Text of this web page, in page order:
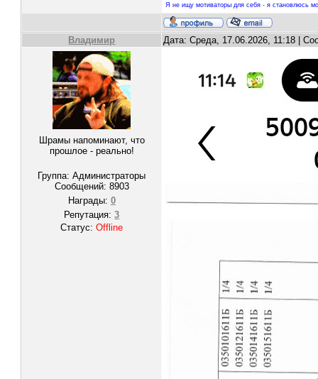
Я не ищу мотиваторы для себя - я становлюсь
Владимир Дата: Среда, 17.06.2026, 11:18 |
Шрамы напоминают, что
прошлое - реально!
Группа: Администраторы
Сообщений: 8903
Награды: 0
Репутация:3
Статус:Offline